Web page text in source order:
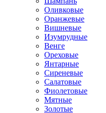
Оливковые
Оранжевые
Вишневые
Изумрудные
Венге
Ореховые
Янтарные
Сиреневые
Салатовые
Фиолетовые
Мятные
Золотые